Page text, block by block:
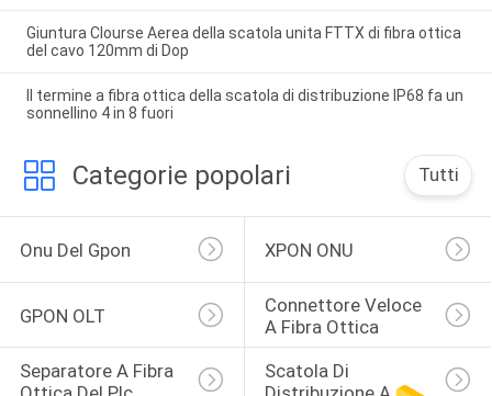
Giuntura Clourse Aerea della scatola unita FTTX di fibra ottica
del cavo 120mm di Dop
Il termine a fibra ottica della scatola di distribuzione IP68 fa un
sonnellino 4 in 8 fuori
Categorie popolari Tutti
Onu Del Gpon XPON ONU
GPON OLT
Connettore Veloce
A Fibra Ottica
Separatore A Fibra
Scatola Di